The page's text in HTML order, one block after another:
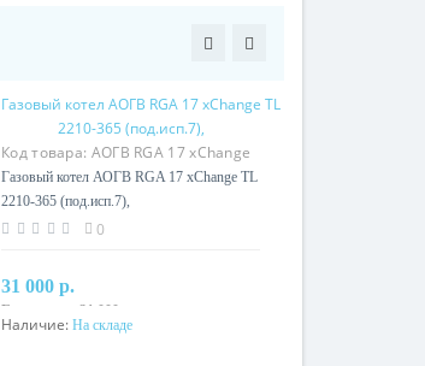
Код товара: АОГВ RGA 17 хChange
TL 2210-365 (под.исп.7),
Газовый котел АОГВ RGA 17 хChange TL
2210-365 (под.исп.7),
0
31 000 р.
Без налога: 31 000 р.
В корзину
Наличие: На складе